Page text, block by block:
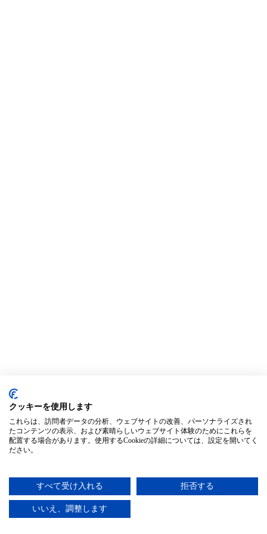
クッキーを使用します
これらは、訪問者データの分析、ウェブサイトの改善、パーソナライズされ
たコンテンツの表示、および素晴らしいウェブサイト体験のためにこれらを
配置する場合があります。使用するCookieの詳細については、設定を開いてく
ださい。
すべて受け入れる 拒否する
いいえ、調整します